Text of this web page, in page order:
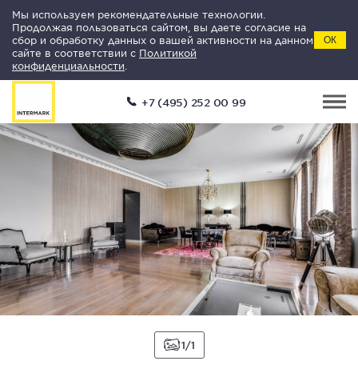
Мы используем рекомендательные технологии.
Продолжая пользоваться сайтом, вы даете согласие на
сбор и обработку данных о вашей активности на данном
сайте в соответствии с Политикой
конфиденциальности
ОК
+7 (495) 252 00 99
1 1